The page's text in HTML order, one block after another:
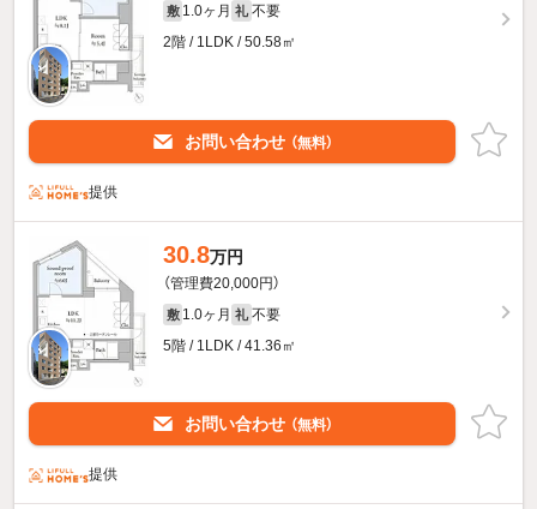
敷 1.0ヶ月 礼 不要
2階 / 1LDK / 50.58㎡
お問い合わせ （無料）
提供
30.8万円
（管理費20,000円）
敷 1.0ヶ月 礼 不要
5階 / 1LDK / 41.36㎡
お問い合わせ （無料）
提供